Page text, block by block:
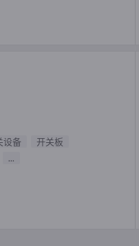
设备
开关板
...